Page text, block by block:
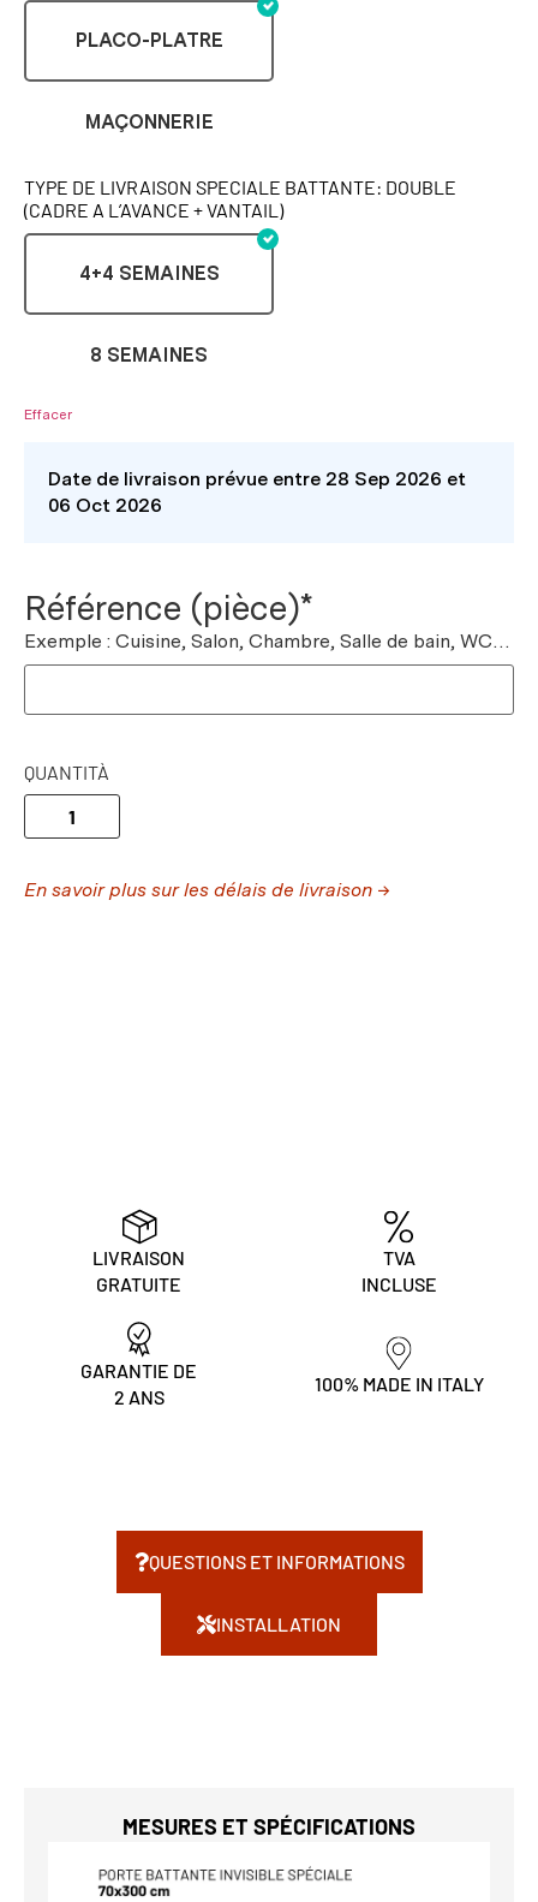
PLACO-PLATRE
MAÇONNERIE
TYPE DE LIVRAISON SPECIALE BATTANTE: DOUBLE
(CADRE A L’AVANCE + VANTAIL)
4+4 SEMAINES
8 SEMAINES
Effacer
Date de livraison prévue entre 28 Sep 2026 et
06 Oct 2026
Référence (pièce)*
Exemple : Cuisine, Salon, Chambre, Salle de bain, WC…
QUANTITÀ
En savoir plus sur les délais de livraison →
LIVRAISON
GRATUITE
TVA
INCLUSE
GARANTIE DE
2 ANS
100% MADE IN ITALY
QUESTIONS ET INFORMATIONS
INSTALLATION
MESURES ET SPÉCIFICATIONS